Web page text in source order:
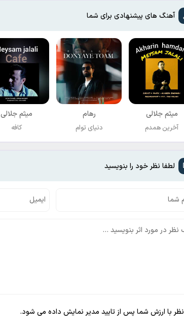
آهنگ های پیشنهادی برای شما
میثم جلالی
آخرین همدم
رهام
دنیای توام
میثم جلالی
کافه
لطفا نظر خود را بنویسید
نظر با ارزش شما پس از تایید مدیر نمایش داده می شود.